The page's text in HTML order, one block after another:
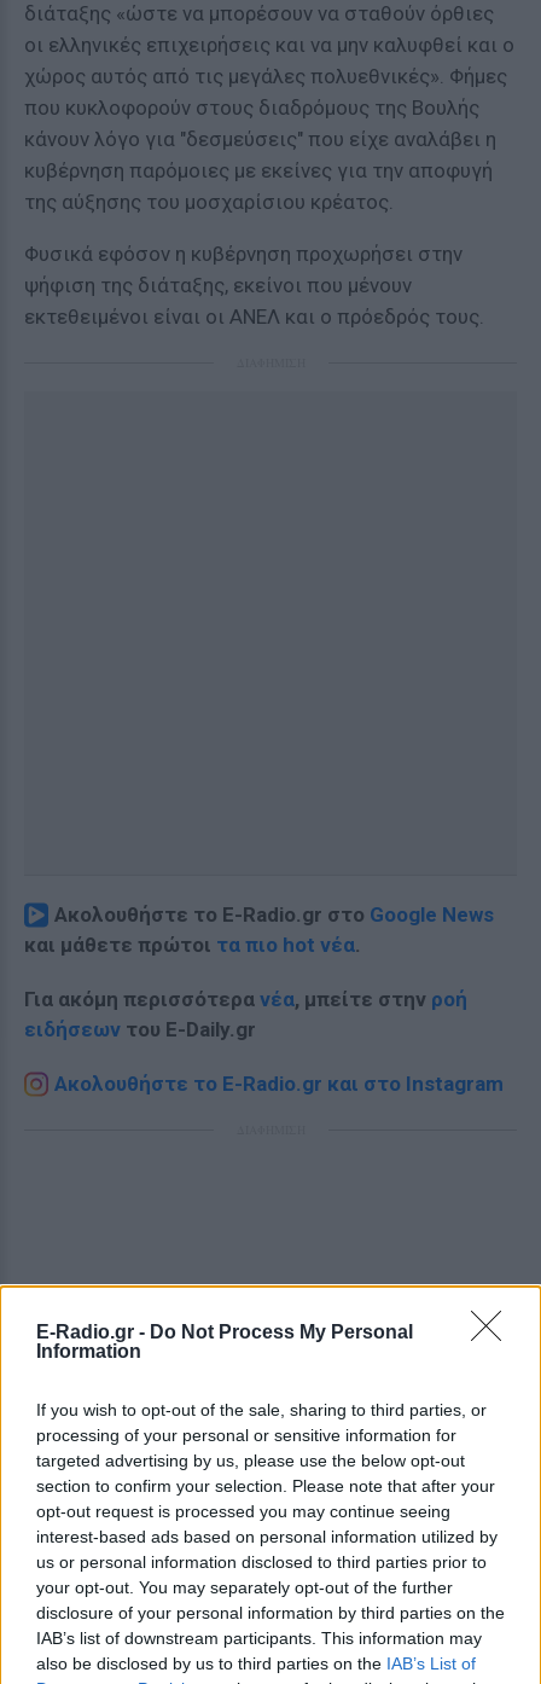
E-Radio.gr - Do Not Process My Personal
Information
If you wish to opt-out of the sale, sharing to third parties, or
processing of your personal or sensitive information for
targeted advertising by us, please use the below opt-out
section to confirm your selection. Please note that after your
opt-out request is processed you may continue seeing
interest-based ads based on personal information utilized by
us or personal information disclosed to third parties prior to
your opt-out. You may separately opt-out of the further
disclosure of your personal information by third parties on the
IAB’s list of downstream participants. This information may
also be disclosed by us to third parties on the IAB’s List of
διάταξης «ώστε να μπορέσουν να σταθούν όρθιες
οι ελληνικές επιχειρήσεις και να μην καλυφθεί και ο
χώρος αυτός από τις μεγάλες πολυεθνικές». Φήμες
που κυκλοφορούν στους διαδρόμους της Βουλής
κάνουν λόγο για "δεσμεύσεις" που είχε αναλάβει η
κυβέρνηση παρόμοιες με εκείνες για την αποφυγή
της αύξησης του μοσχαρίσιου κρέατος.
Φυσικά εφόσον η κυβέρνηση προχωρήσει στην
ψήφιση της διάταξης, εκείνοι που μένουν
εκτεθειμένοι είναι οι ΑΝΕΛ και ο πρόεδρός τους.
Ακολουθήστε το E-Radio.gr στο Google News
και μάθετε πρώτοι τα πιο hot νέα.
Για ακόμη περισσότερα νέα, μπείτε στην ροή
ειδήσεων του E-Daily.gr
Ακολουθήστε το E-Radio.gr και στο Instagram